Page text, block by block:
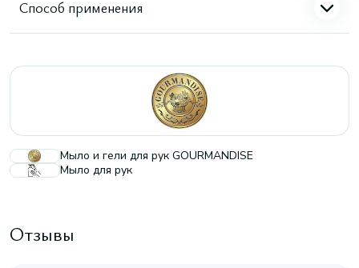
Способ применения
Мыло и гели для рук GOURMANDISE
Мыло для рук
Отзывы